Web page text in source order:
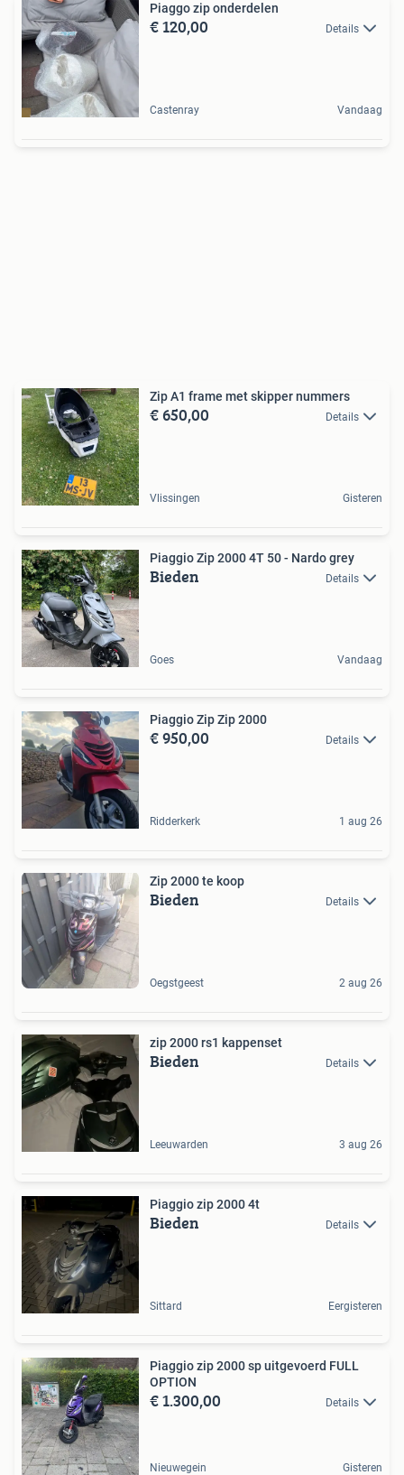
Piaggo zip onderdelen
€ 120,00 Details
Castenray Vandaag
Zip A1 frame met skipper nummers
€ 650,00 Details
Vlissingen Gisteren
Piaggio Zip 2000 4T 50 - Nardo grey
Bieden Details
Goes Vandaag
Piaggio Zip Zip 2000
€ 950,00 Details
Ridderkerk 1 aug 26
Zip 2000 te koop
Bieden Details
Oegstgeest 2 aug 26
zip 2000 rs1 kappenset
Bieden Details
Leeuwarden 3 aug 26
Piaggio zip 2000 4t
Bieden Details
Sittard Eergisteren
Piaggio zip 2000 sp uitgevoerd FULL
OPTION
€ 1.300,00 Details
Nieuwegein Gisteren